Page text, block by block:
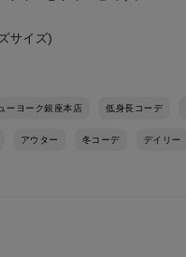
サイズ)
ーヨーク銀座本店 低身長コーデ
アウター 冬コーデ デイリー